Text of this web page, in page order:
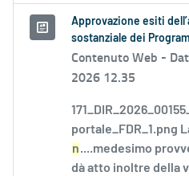
Approvazione esiti
sostanziale dei
Contenuto Web -
2026 12.35
portale_FDR_1.png
n....medesimo
dà atto inoltre della